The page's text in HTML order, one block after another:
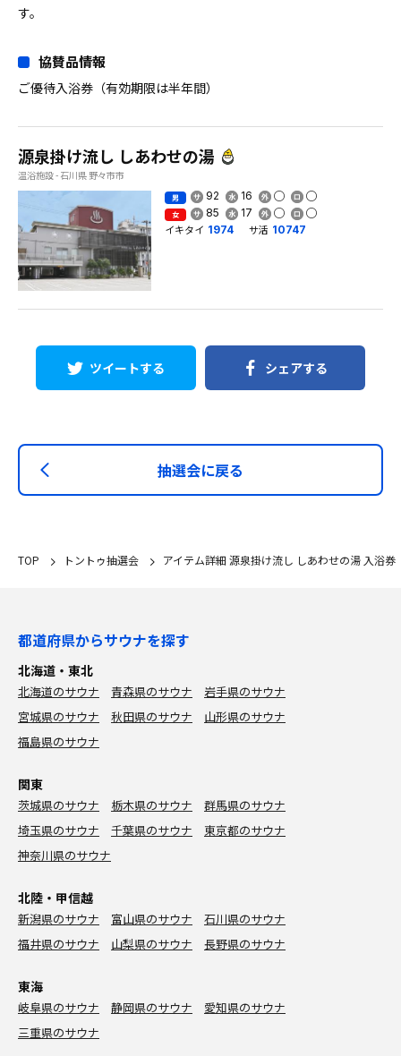
す。
協賛品情報
ご優待入浴券（有効期限は半年間）
源泉掛け流し しあわせの湯
温浴施設 - 石川県 野々市市
男 92 16
女 85 17
イキタイ 1974 サ活 10747
ツイートする シェアする
抽選会に戻る
TOP トントゥ抽選会 アイテム詳細 源泉掛け流し しあわせの湯 入浴券
都道府県からサウナを探す
北海道・東北
北海道のサウナ 青森県のサウナ
岩手県のサウナ
宮城県のサウナ
秋田県のサウナ
山形県のサウナ
福島県のサウナ
関東
茨城県のサウナ 栃木県のサウナ
群馬県のサウナ
埼玉県のサウナ
千葉県のサウナ
東京都のサウナ
神奈川県のサウナ
北陸・甲信越
新潟県のサウナ 富山県のサウナ
石川県のサウナ
福井県のサウナ
山梨県のサウナ 長野県のサウナ
東海
岐阜県のサウナ 静岡県のサウナ
愛知県のサウナ
三重県のサウナ